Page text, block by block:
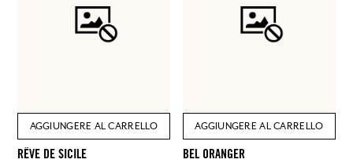
AGGIUNGERE AL CARRELLO
RÊVE DE SICILE
AGGIUNGERE AL CARRELLO
BEL ORANGER